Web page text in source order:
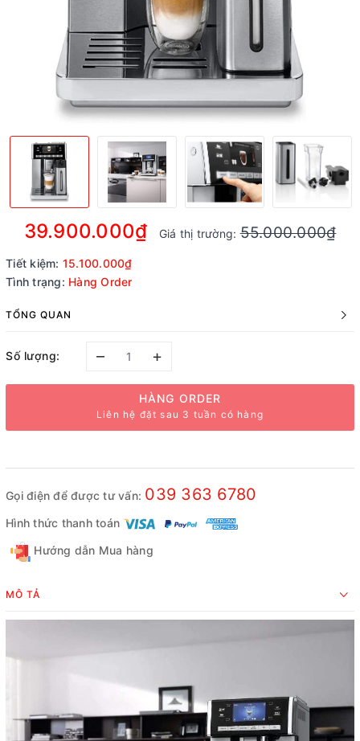
39.900.000₫ Giá thị trường:55.000.000₫
Tiết kiệm: 15.100.000₫
Tình trạng: Hàng Order
TỔNG QUAN
Số lượng: – +
HÀNG ORDER
Liên hệ đặt sau 3 tuần có hàng
Gọi điện để được tư vấn: 039 363 6780
Hình thức thanh toán
Hướng dẫn Mua hàng
MÔ TẢ